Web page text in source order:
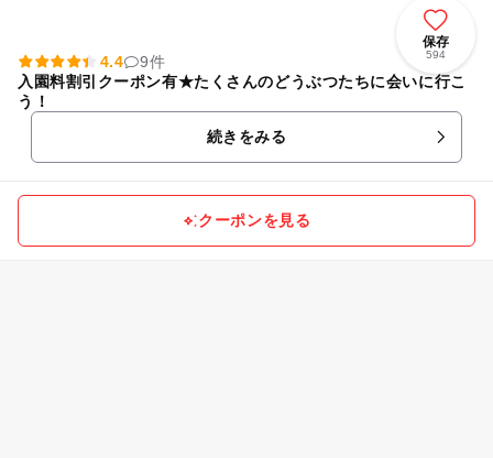
保存
594
4.4
9件
入園料割引クーポン有★たくさんのどうぶつたちに会いに行こ
う！
続きをみる
クーポンを見る